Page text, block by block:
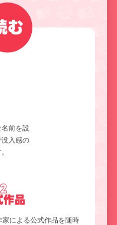
む
前を設
入感の
品
家による公式作品を随時